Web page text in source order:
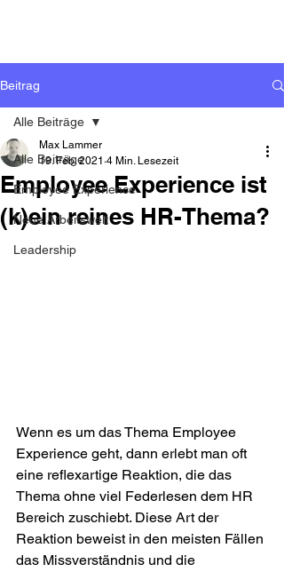
Beitrag
Alle Beiträge
Employee Experience
Neue Arbeitswelt
Leadership
Alle Beiträge
Employee Experience ist
(k)ein reines HR-Thema?
Max Lammer
19. Feb. 2021 4 Min. Lesezeit
Wenn es um das Thema Employee
Experience geht, dann erlebt man oft
eine reflexartige Reaktion, die das
Thema ohne viel Federlesen dem HR
Bereich zuschiebt. Diese Art der
Reaktion beweist in den meisten Fällen
das Missverständnis und die